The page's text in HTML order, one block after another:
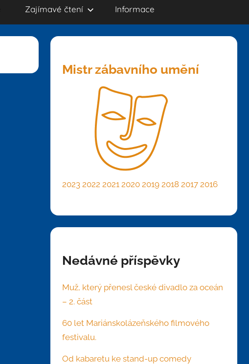
Zajímavé čtení Informace
Mistr zábavního umění
2023 2022 2021 2020 2019 2018 2017 2016
Nedávné příspěvky
Muž, který přenesl české divadlo za oceán
– 2. část
60 let Mariánskolázeňského filmového
festivalu.
Od kabaretu ke stand-up comedy